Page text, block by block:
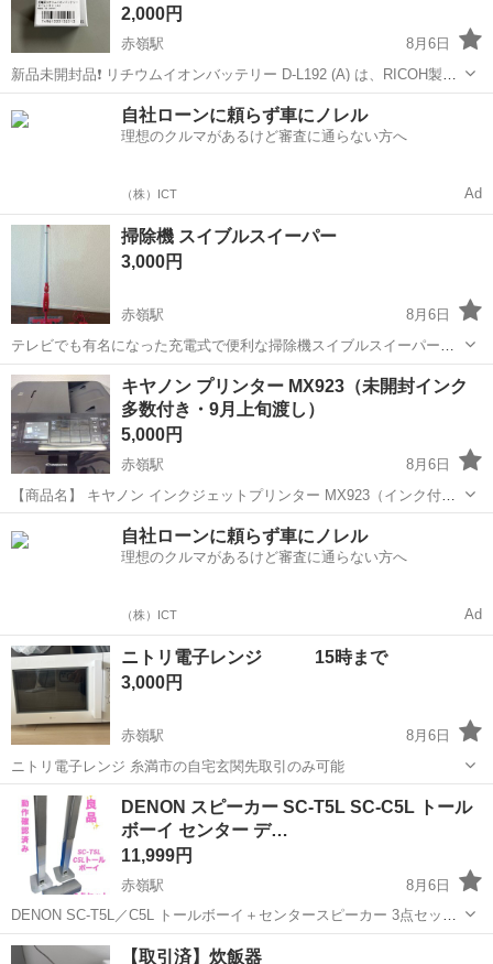
2,000円
赤嶺駅
8月6日
新品未開封品❗️ リチウムイオンバッテリー D-L192 (A) は、RICOH製で
日本製、デジカメ用に最適です。 - ブランド: RICOH - モデル: D-L192
(A) - バッテリータイプ: 充電式リチウム...
赤嶺駅 カメラ デジカメ
自社ローンに頼らず車にノレル
理想のクルマがあるけど審査に通らない方へ
（株）ICT Ad
掃除機 スイブルスイーパー
3,000円
赤嶺駅
8月6日
テレビでも有名になった充電式で便利な掃除機スイブルスイーパーで
す。 非常に便利で使い勝手が良かったのですが、引っ越し予定の為に
売りたいと思います🙇
沖縄 豊見城市 生活家電 スイブルスイーパー
キヤノン プリンター MX923（未開封インク
多数付き・9月上旬渡し）
5,000円
赤嶺駅
8月6日
【商品名】 キヤノン インクジェットプリンター MX923（インク付
き） 【重要：お渡し時期について】 現在も社内で使用中のため、お渡
しは9月の第2週目（9月9日以降）となります。予めご了承のうえ、事
前のご予約・お...
赤嶺駅 家電 インク
自社ローンに頼らず車にノレル
理想のクルマがあるけど審査に通らない方へ
（株）ICT Ad
ニトリ電子レンジ 15時まで
3,000円
赤嶺駅
8月6日
ニトリ電子レンジ 糸満市の自宅玄関先取引のみ可能
沖縄 糸満市 キッチン家電
DENON スピーカー SC-T5L SC-C5L トール
ボーイ センター デ…
11,999円
赤嶺駅
8月6日
DENON SC-T5L／C5L トールボーイ＋センタースピーカー 3点セット
です。 出品前に動作確認済みで、問題なく音出しできています。 専門
業者ではないため素人検品・素人保管になりますが、その分できる限
沖縄 糸満市 赤嶺駅 オーディオ
【取引済】炊飯器